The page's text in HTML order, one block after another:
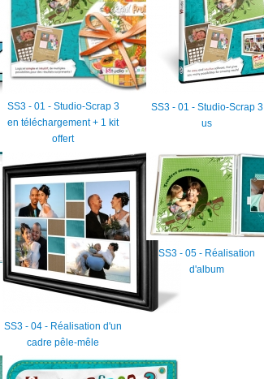
SS3 - 01 - Studio-Scrap 3
en téléchargement + 1 kit
offert
SS3 - 01 - Studio-Scrap 3
us
SS3 - 04 - Réalisation d'un
cadre pêle-mêle
SS3 - 05 - Réalisation
d'album